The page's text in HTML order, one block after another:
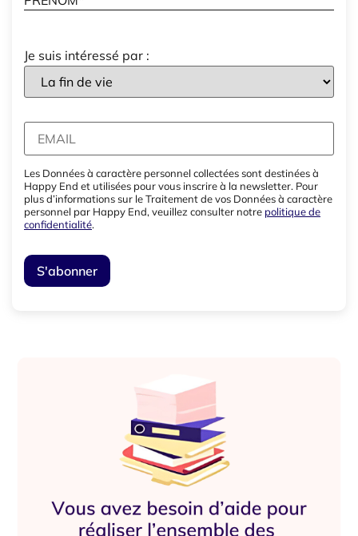
Je suis intéressé par :
Les Données à caractère personnel collectées sont destinées à
Happy End et utilisées pour vous inscrire à la newsletter. Pour
plus d’informations sur le Traitement de vos Données à caractère
personnel par Happy End, veuillez consulter notre politique de
confidentialité.